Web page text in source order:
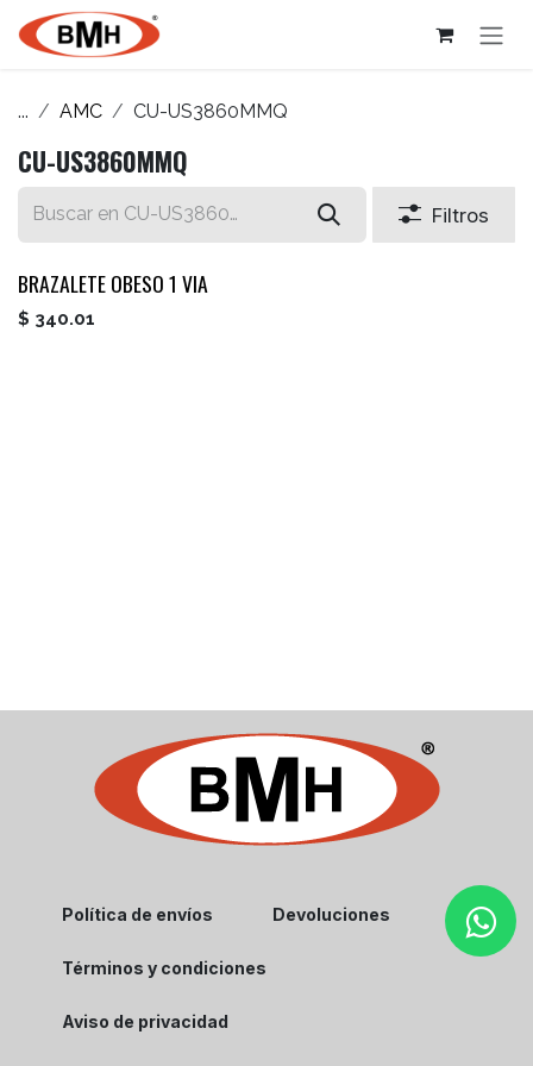
Ir al contenido
... AMC CU-US3860MMQ
CU-US3860MMQ
Filtros
BRAZALETE OBESO 1 VIA
$ 340.01
Política de envíos Devoluciones
Términos y condiciones
Aviso de privacidad